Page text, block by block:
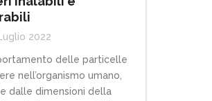
2022
delle particelle
nell’organismo umano,
dalle dimensioni della